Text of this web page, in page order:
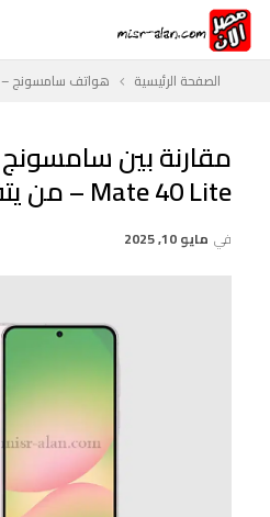
الصفحة الرئيسية هواتف سامسونج – Samsung
Mate 40 Lite – من يتفوق
في مايو 10, 2025